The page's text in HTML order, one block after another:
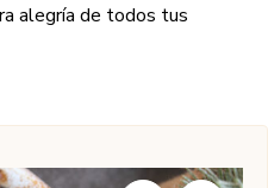
alegría de todos tus